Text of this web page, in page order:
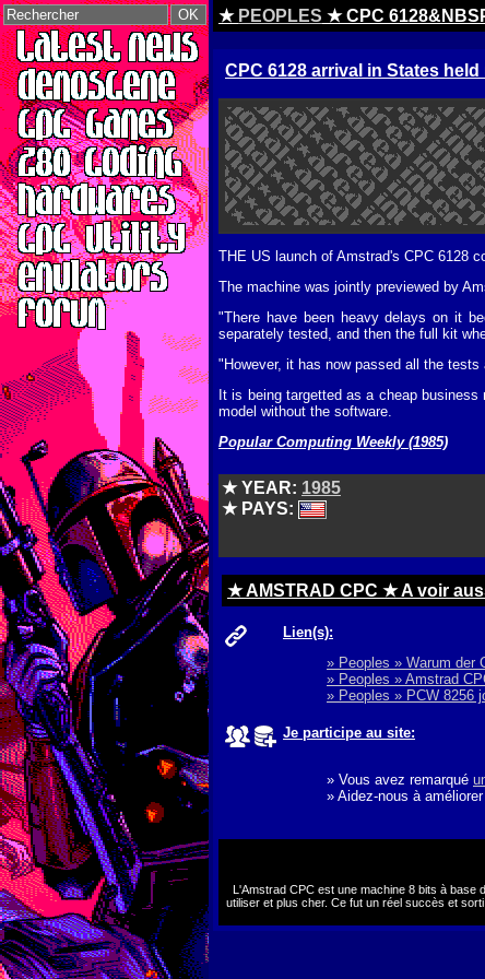
★ PEOPLES ★ CPC
CPC 6128 arrival in States held
THE US launch of Amstrad's CPC 6128
The machine was jointly previewed by
"There have been heavy delays on it
separately tested, and then the full kit
"However, it has now passed all the
It is being targetted as a cheap
model without the software.
Popular Computing Weekly (1985)
★ YEAR: 1985
★ PAYS:
★ AMSTRAD CPC ★ A voir
Lien(s):
» Peoples » Warum der
» Peoples » Amstrad
» Peoples » PCW 8256
Je participe au site:
» Vous avez remarqué
» Aidez-nous à
L'Amstrad CPC est une machine 8 bits à base
utiliser et plus cher. Ce fut un réel succès et